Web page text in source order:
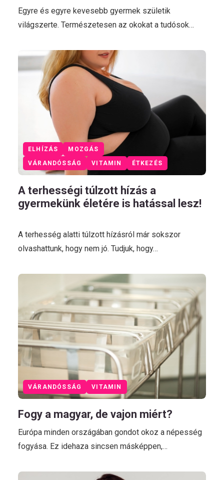
Egyre és egyre kevesebb gyermek születik
világszerte. Természetesen az okokat a tudósok…
VÁRANDÓSSÁG VITAMIN ÉTKEZÉS
ELHÍZÁS MOZGÁS
A terhességi túlzott hízás a
gyermekünk életére is hatással lesz!
A terhesség alatti túlzott hízásról már sokszor
olvashattunk, hogy nem jó. Tudjuk, hogy…
VÁRANDÓSSÁG VITAMIN
Fogy a magyar, de vajon miért?
Európa minden országában gondot okoz a népesség
fogyása. Ez idehaza sincsen másképpen,…